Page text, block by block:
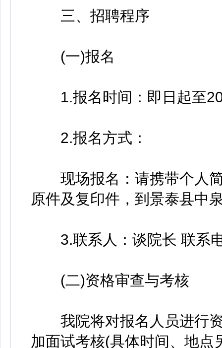
三、招聘程序
(一)报名
1.报名时间：即日起至
2.报名方式：
现场报名：请携带个人简
原件及复印件，到景泰县中
3.联系人：谈院长 联系
(二)资格审查与考核
我院将对报名人员进行资
加面试考核(具体时间、地点